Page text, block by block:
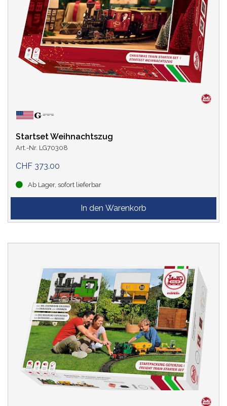
Startset Weihnachtszug
Art.-Nr. LG70308
CHF 373.00
Ab Lager, sofort lieferbar